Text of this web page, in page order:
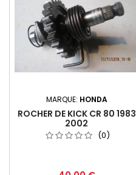
MARQUE: HONDA
ROCHER DE KICK CR 80 1983
2002
(0)